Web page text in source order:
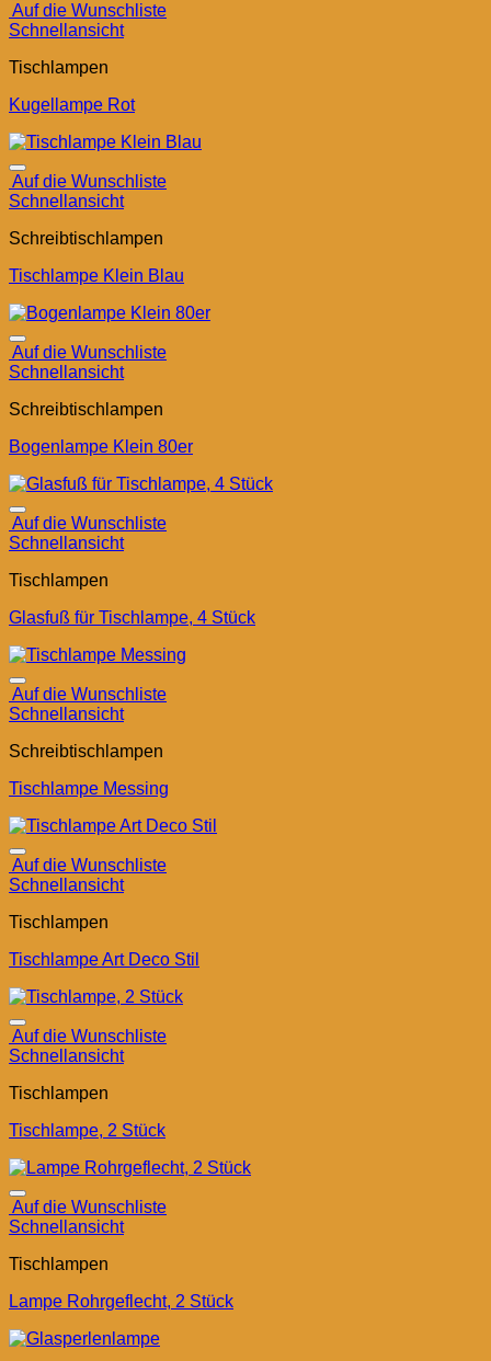
Auf die Wunschliste
Schnellansicht
Tischlampen
Kugellampe Rot
Auf die Wunschliste
Schnellansicht
Schreibtischlampen
Tischlampe Klein Blau
Auf die Wunschliste
Schnellansicht
Schreibtischlampen
Bogenlampe Klein 80er
Auf die Wunschliste
Schnellansicht
Tischlampen
Glasfuß für Tischlampe, 4 Stück
Auf die Wunschliste
Schnellansicht
Schreibtischlampen
Tischlampe Messing
Auf die Wunschliste
Schnellansicht
Tischlampen
Tischlampe Art Deco Stil
Auf die Wunschliste
Schnellansicht
Tischlampen
Tischlampe, 2 Stück
Auf die Wunschliste
Schnellansicht
Tischlampen
Lampe Rohrgeflecht, 2 Stück